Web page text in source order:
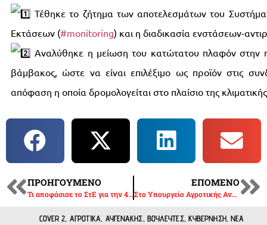
Τέθηκε το ζήτημα των αποτελεσμάτων του
Εκτάσεων (#monitoring) και η διαδικασία ενστάσεων-
Αναλύθηκε η μείωση του κατώτατου πλαφόν στην
βάμβακος, ώστε να είναι επιλέξιμο ως προϊόν στις
απόφαση η οποία δρομολογείται στο πλαίσιο της
ΠΡΟΗΓΟΎΜΕΝΟ
Τι αποφάσισε το ΣτΕ για την 4η έδρα στην Ημαθία και την ένσταση της Στέλλας Αραμπατζή!
ΕΠΌΜΕΝΟ
Στο Υπουργείο Αγροτικής Ανάπτυξης ο Αγροτικός Σύλλογος Γιαννιτσών
COVER 2, ΑΓΡΟΤΙΚΑ, ΑΥΓΕΝΑΚΗΣ, ΒΟΥΛΕΥΤΕΣ, ΚΥΒΕΡΝΗΣΗ, ΝΕΑ